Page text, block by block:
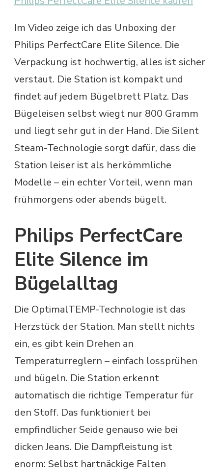
Im Video zeige ich das Unboxing der
Philips PerfectCare Elite Silence. Die
Verpackung ist hochwertig, alles ist sicher
verstaut. Die Station ist kompakt und
findet auf jedem Bügelbrett Platz. Das
Bügeleisen selbst wiegt nur 800 Gramm
und liegt sehr gut in der Hand. Die Silent
Steam-Technologie sorgt dafür, dass die
Station leiser ist als herkömmliche
Modelle – ein echter Vorteil, wenn man
frühmorgens oder abends bügelt.
Philips PerfectCare
Elite Silence im
Bügelalltag
Die OptimalTEMP-Technologie ist das
Herzstück der Station. Man stellt nichts
ein, es gibt kein Drehen an
Temperaturreglern – einfach lossprühen
und bügeln. Die Station erkennt
automatisch die richtige Temperatur für
den Stoff. Das funktioniert bei
empfindlicher Seide genauso wie bei
dicken Jeans. Die Dampfleistung ist
enorm: Selbst hartnäckige Falten